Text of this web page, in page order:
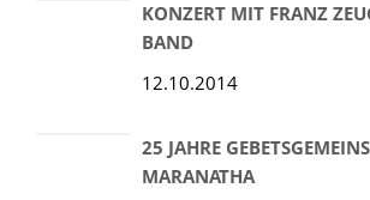
KONZERT MIT FRANZ
BAND
12.10.2014
25 JAHRE
MARANATHA